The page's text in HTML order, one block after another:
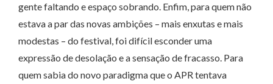
gente faltando e espaço sobrando. Enfim, para quem não
estava a par das novas ambições – mais enxutas e mais
modestas – do festival, foi difícil esconder uma
expressão de desolação e a sensação de fracasso. Para
quem sabia do novo paradigma que o APR tentava